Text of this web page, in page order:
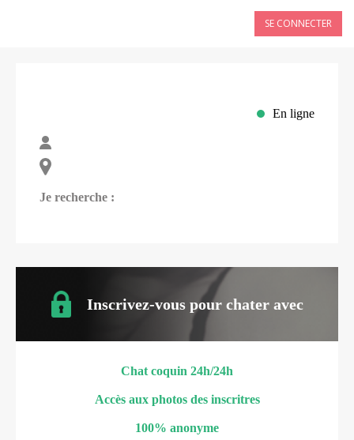
SE CONNECTER
En ligne
Je recherche :
Inscrivez-vous pour chater avec
Chat coquin 24h/24h
Accès aux photos des inscritres
100% anonyme